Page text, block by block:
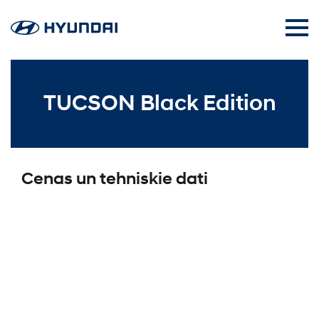
TUCSON Black Edition
Cenas un tehniskie dati